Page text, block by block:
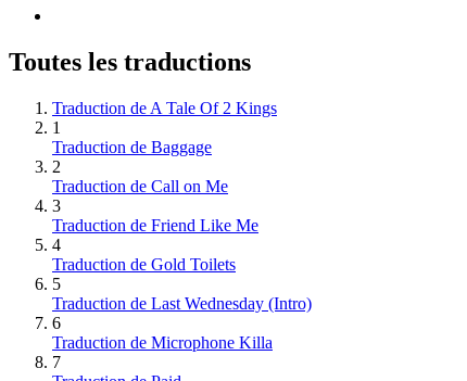
Toutes les traductions
Traduction de A Tale Of 2 Kings
1
Traduction de Baggage
2
Traduction de Call on Me
3
Traduction de Friend Like Me
4
Traduction de Gold Toilets
5
Traduction de Last Wednesday (Intro)
6
Traduction de Microphone Killa
7